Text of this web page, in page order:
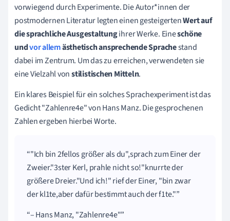
vorwiegend durch Experimente. Die Autor*innen der
postmodernen Literatur legten einen gesteigertenWert auf
die sprachliche Ausgestaltungihrer Werke. Eineschöne
undvor allemästhetisch ansprechende Sprachestand
dabei im Zentrum. Um das zu erreichen, verwendeten sie
eine Vielzahl vonstilistischen Mitteln.
Ein klares Beispiel für ein solches Sprachexperiment ist das
Gedicht "Zahlenre4e" von Hans Manz. Die gesprochenen
Zahlen ergeben hierbei Worte.
"Ich bin 2fellos größer als du",sprach zum Einer der
Zweier."3ster Kerl, prahle nicht so!"knurrte der
größere Dreier."Und ich!" rief der Einer, "bin zwar
der kl1te,aber dafür bestimmt auch der f1te."
– Hans Manz, "Zahlenre4e"